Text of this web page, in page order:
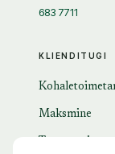
KLIENDITUGI
Maksmine
683 7711